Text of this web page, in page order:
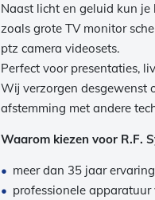
Naast licht en geluid kun
zoals grote TV monitor
ptz camera videosets.
Perfect voor presentaties,
Wij verzorgen desgewenst
afstemming met andere
Waarom kiezen voor R.F.
meer dan 35 jaar
professionele apparatuur